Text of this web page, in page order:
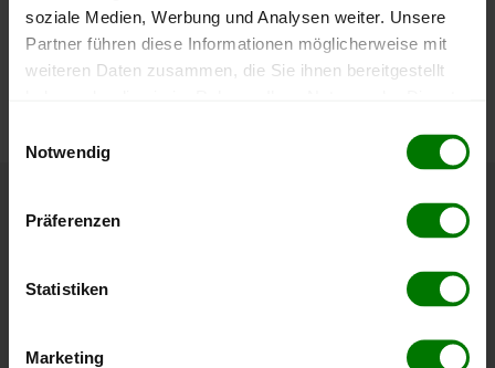
soziale Medien, Werbung und Analysen weiter. Unsere
Partner führen diese Informationen möglicherweise mit
weiteren Daten zusammen, die Sie ihnen bereitgestellt
Notwendig
Präferenzen
Statistiken
Marketing
lose Ware Sackware
Die aktuelle Preisentwicklung für Holzpellets in Deutschland
können Sie jederzeit auf unsererPelletspreise-Seite
Höchst- und Tiefststände der
Pelletspreise für lose Holzpellets und Holzpellets